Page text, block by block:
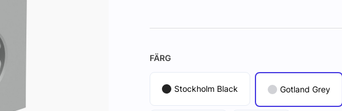
FÄRG
Stockholm Black Gotland Grey